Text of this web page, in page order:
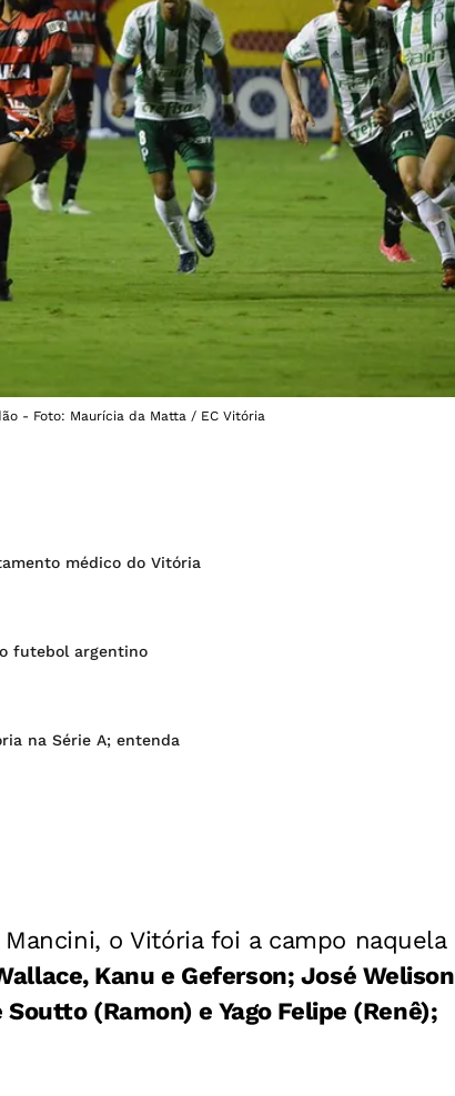
- Foto: Maurícia da Matta / EC Vitória
médico do Vitória
futebol argentino
na Série A; entenda
o Vitória foi a campo naquela
Kanu e Geferson; José Welison
(Ramon) e Yago Felipe (Renê);